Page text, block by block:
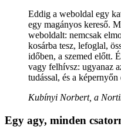
Eddig a weboldal egy
egy magányos kereső.
weboldalt: nemcsak
kosárba tesz, lefoglal,
időben, a szemed előtt.
vagy felhívsz: ugyanaz
tudással, és a
Kubínyi Norbert, a
Egy agy, minden